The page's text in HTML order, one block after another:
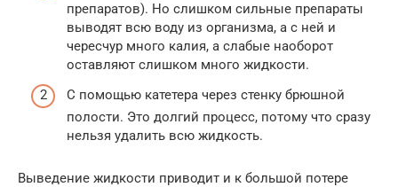
препаратов). Но слишком сильные препараты
выводят всю воду из организма, а с ней и
чересчур много калия, а слабые наоборот
оставляют слишком много жидкости.
С помощью катетера через стенку брюшной
полости. Это долгий процесс, потому что сразу
нельзя удалить всю жидкость.
Выведение жидкости приводит и к большой потере